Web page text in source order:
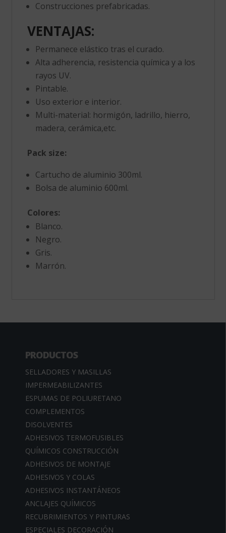
Construcciones prefabricadas.
VENTAJAS:
Permanece elástico tras el curado.
Alta adherencia, resistencia química y a los
rayos UV.
Pintable.
Uso exterior e interior.
Multi-material: hormigón, ladrillo, hierro,
madera, cerámica,etc.
Pack size:
Cartucho de aluminio 300ml.
Bolsa de aluminio 600ml.
Colores:
Blanco.
Negro.
Gris.
Marrón.
PRODUCTOS
SELLADORES Y MASILLAS
IMPERMEABILIZANTES
ESPUMAS DE POLIURETANO
COMPLEMENTOS
DISOLVENTES
ADHESIVOS TERMOFUSIBLES
QUÍMICOS CONSTRUCCIÓN
ADHESIVOS DE MONTAJE
ADHESIVOS Y COLAS
ADHESIVOS INSTANTÁNEOS
ANCLAJES QUÍMICOS
RECUBRIMIENTOS Y PINTURAS
ESPECIALES DECORACIÓN